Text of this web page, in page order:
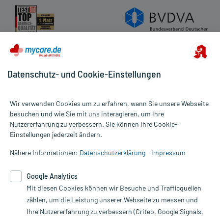
Alle Preise gelten inkl. MwSt., ggf. zzgl. Versandkosten
Informationen auf dieser Website werden ausschließlich für
die Untersuchung und Behandlung durch einen Arzt. Bitte
Therapien eingeleitet werden können. | Diese Webseite benutzt
Google Analytics. Lesen Sie bitte dazu die wichtigen Hinweise in
unserer Datenschutzerklärung. Für den Widerruf einer Bestellung
nutzen Sie das Formular:
Datenschutz- und Cookie-Einstellungen
Wir verwenden Cookies um zu erfahren, wann Sie unsere Webseite
besuchen und wie Sie mit uns interagieren, um Ihre
Nutzererfahrung zu verbessern. Sie können Ihre Cookie-
Einstellungen jederzeit ändern.
Nähere Informationen: Datenschutzerklärung Impressum
Google Analytics
Mit diesen Cookies können wir Besuche und Trafficquellen
zählen, um die Leistung unserer Webseite zu messen und
Ihre Nutzererfahrung zu verbessern (Criteo, Google Signals,